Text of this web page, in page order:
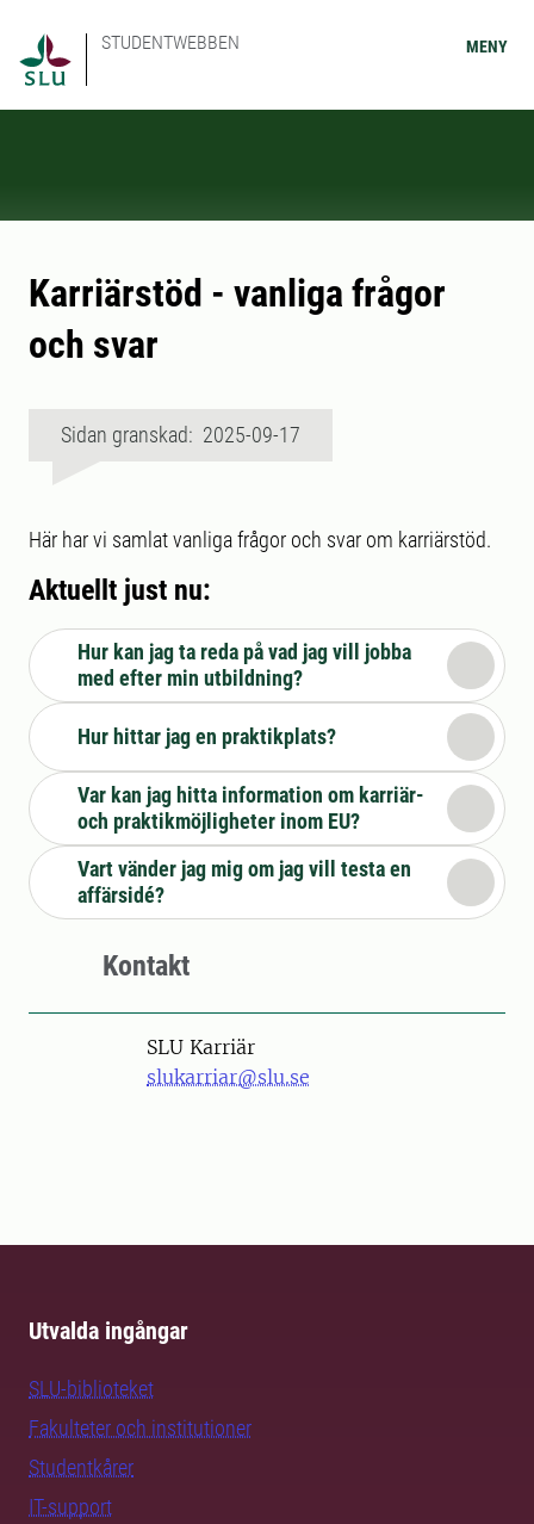
STUDENTWEBBEN MENY
Karriärstöd - vanliga frågor
och svar
Sidan granskad: 2025-09-17
Här har vi samlat vanliga frågor och svar om karriärstöd.
Aktuellt just nu:
Hur kan jag ta reda på vad jag vill jobba
med efter min utbildning?
Hur hittar jag en praktikplats?
Var kan jag hitta information om karriär-
och praktikmöjligheter inom EU?
Vart vänder jag mig om jag vill testa en
affärsidé?
Kontakt
SLU Karriär
slukarriar@slu.se
Utvalda ingångar
SLU-biblioteket
Fakulteter och institutioner
Studentkårer
IT-support